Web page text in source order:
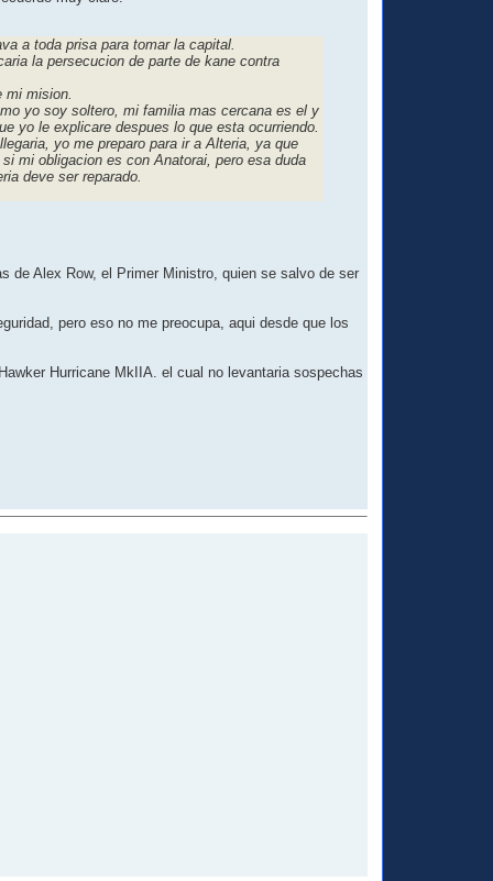
a toda prisa para tomar la capital.
la persecucion de parte de kane contra
mi mision.
yo soy soltero, mi familia mas cercana es el y
yo le explicare despues lo que esta ocurriendo.
yo me preparo para ir a Alteria, ya que
mi obligacion es con Anatorai, pero esa duda
deve ser reparado.
de Alex Row, el Primer Ministro, quien se salvo de ser
pero eso no me preocupa, aqui desde que los
Hurricane MkIIA. el cual no levantaria sospechas